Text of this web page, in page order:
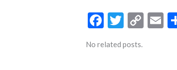
F
e
T
itt
C
E
No related posts.